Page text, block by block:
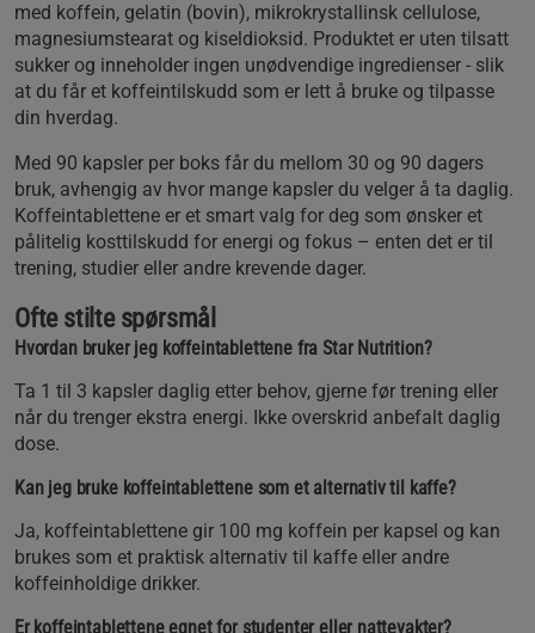
med koffein, gelatin (bovin), mikrokrystallinsk cellulose,
magnesiumstearat og kiseldioksid. Produktet er uten tilsatt
sukker og inneholder ingen unødvendige ingredienser - slik
at du får et koffeintilskudd som er lett å bruke og tilpasse
din hverdag.
Med 90 kapsler per boks får du mellom 30 og 90 dagers
bruk, avhengig av hvor mange kapsler du velger å ta daglig.
Koffeintablettene er et smart valg for deg som ønsker et
pålitelig kosttilskudd for energi og fokus – enten det er til
trening, studier eller andre krevende dager.
Ofte stilte spørsmål
Hvordan bruker jeg koffeintablettene fra Star Nutrition?
Ta 1 til 3 kapsler daglig etter behov, gjerne før trening eller
når du trenger ekstra energi. Ikke overskrid anbefalt daglig
dose.
Kan jeg bruke koffeintablettene som et alternativ til kaffe?
Ja, koffeintablettene gir 100 mg koffein per kapsel og kan
brukes som et praktisk alternativ til kaffe eller andre
koffeinholdige drikker.
Er koffeintablettene egnet for studenter eller nattevakter?